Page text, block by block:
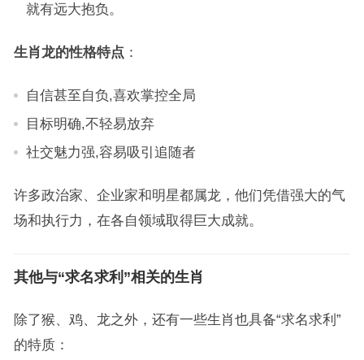
就有远大抱负。
生肖龙的性格特点 ：
自信甚至自负,喜欢掌控全局
目标明确,不轻易放弃
社交魅力强,容易吸引追随者
许多政治家、企业家和明星都属龙，他们凭借强大的气
场和执行力，在各自领域取得巨大成就。
其他与“求名求利”相关的生肖
除了猴、鸡、龙之外，还有一些生肖也具备“求名求利”
的特质：